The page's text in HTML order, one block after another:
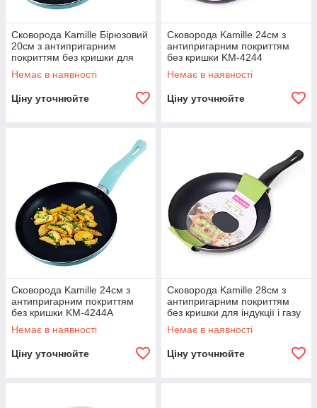
Сковорода Kamille Бірюзовий
20см з антипригарним
покриттям без кришки для
індукції і газу KM-4240A
Немає в наявності
Ціну уточнюйте
Сковорода Kamille 24см з
антипригарним покриттям
без кришки KM-4244
Немає в наявності
Ціну уточнюйте
Сковорода Kamille 24см з
антипригарним покриттям
без кришки KM-4244A
Немає в наявності
Ціну уточнюйте
Сковорода Kamille 28см з
антипригарним покриттям
без кришки для індукції і газу
KM-4248
Немає в наявності
Ціну уточнюйте